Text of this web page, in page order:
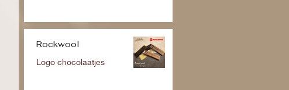
Rockwool
Logo chocolaatjes